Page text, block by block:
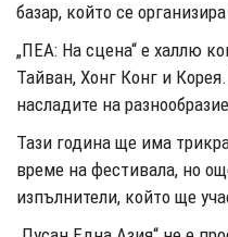
базар, който се
„ПЕА: На сцена“ е халлю
Тайван, Хонг Конг и
насладите на
Тази година ще има
време на фестивала, но
изпълнители, който ще